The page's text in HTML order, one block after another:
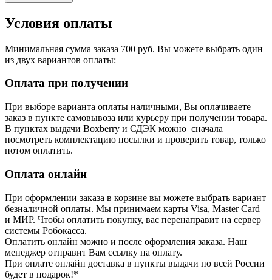
Условия оплаты
Минимальная сумма заказа 700 руб. Вы можете выбрать один
из двух вариантов оплаты:
Оплата при получении
При выборе варианта оплаты наличными, Вы оплачиваете
заказ в пункте самовывоза или курьеру при получении товара.
В пунктах выдачи Boxberry и СДЭК можно сначала
посмотреть комплектацию посылки и проверить товар, только
потом оплатить.
Оплата онлайн
При оформлении заказа в корзине вы можете выбрать вариант
безналичной оплаты. Мы принимаем карты Visa, Master Card
и МИР. Чтобы оплатить покупку, вас перенаправит на сервер
системы Робокасса.
Оплатить онлайн можно и после оформления заказа. Наш
менеджер отправит Вам ссылку на оплату.
При оплате онлайн доставка в пункты выдачи по всей России
будет в подарок!*